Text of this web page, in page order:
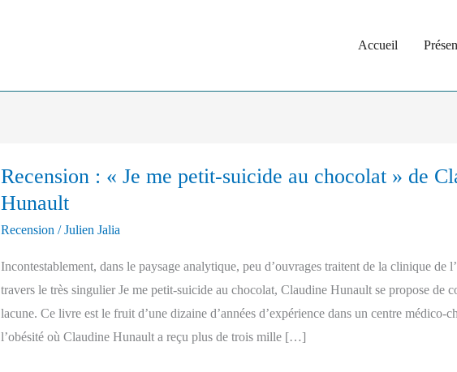
Accueil
Recension : « Je me petit-suicide au chocolat » de
Hunault
Recension /Julien Jalia
Incontestablement, dans le paysage analytique, peu d’ouvrages traitent de la clinique de
travers le très singulier Je me petit-suicide au chocolat, Claudine Hunault se propose de
lacune. Ce livre est le fruit d’une dizaine d’années d’expérience dans un centre médico-
l’obésité où Claudine Hunault a reçu plus de trois mille […]
« Je
me
suicide
au
chocolat »
de